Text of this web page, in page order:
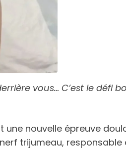
vous… C’est le défi
une nouvelle épreuve
trijumeau,